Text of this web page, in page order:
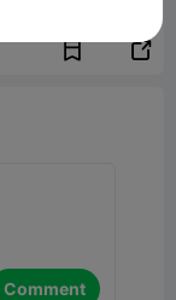

Comment